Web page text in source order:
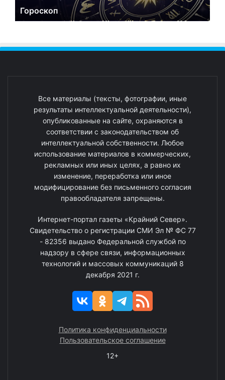
Гороскоп
Все материалы (тексты, фотографии, иные
результаты интеллектуальной деятельности),
опубликованные на сайте, охраняются в
соответствии с законодательством об
интеллектуальной собственности. Любое
использование материалов в коммерческих,
рекламных или иных целях, а равно их
изменение, переработка или иное
модифицирование без письменного согласия
правообладателя запрещены.
Интернет-портал газеты «Крайний Север».
Свидетельство о регистрации СМИ Эл № ФС 77
- 82356 выдано Федеральной службой по
надзору в сфере связи, информационных
технологий и массовых коммуникаций 8
декабря 2021 г.
Политика конфиденциальности
Пользовательское соглашение
12+